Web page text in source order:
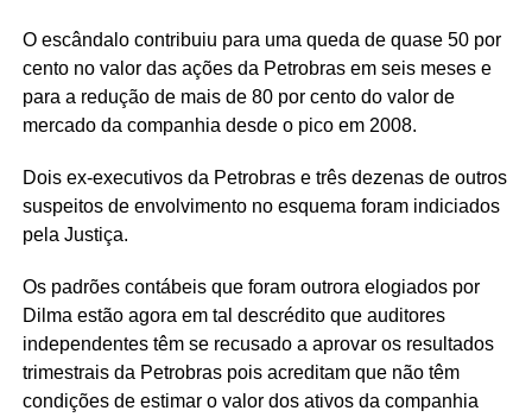
O escândalo contribuiu para uma queda de quase 50 por
cento no valor das ações da Petrobras em seis meses e
para a redução de mais de 80 por cento do valor de
mercado da companhia desde o pico em 2008.
Dois ex-executivos da Petrobras e três dezenas de outros
suspeitos de envolvimento no esquema foram indiciados
pela Justiça.
Os padrões contábeis que foram outrora elogiados por
Dilma estão agora em tal descrédito que auditores
independentes têm se recusado a aprovar os resultados
trimestrais da Petrobras pois acreditam que não têm
condições de estimar o valor dos ativos da companhia